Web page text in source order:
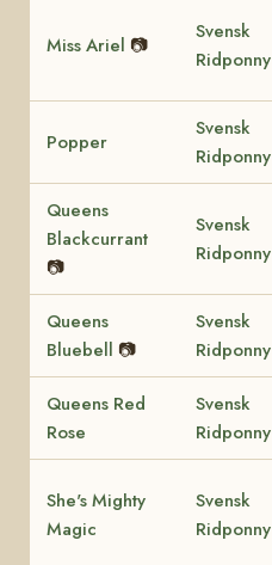
Miss Ariel 📷
Svensk
Ridponny
Popper
Svensk
Ridponny
Queens
Blackcurrant
📷
Svensk
Ridponny
Queens
Bluebell 📷
Svensk
Ridponny
Queens Red
Rose
Svensk
Ridponny
She's Mighty
Magic
Svensk
Ridponny